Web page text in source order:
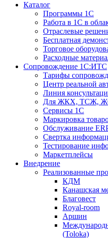
Каталог
Программы 1С
Работа в 1С в
Отраслевые
Бесплатная
Торговое
Расходные
Сопровождение 1С:ИТС
Тарифы
Центр реальной
Линия
Для ЖКХ, ТСЖ,
Сервисы 1С
Маркировка
Обслуживание
Свертка
Тестирование
Маркетплейсы
Внедрение
Реализованные
КДМ
Канашская
Благовест
Royal-room
Аршин
(Toloka)